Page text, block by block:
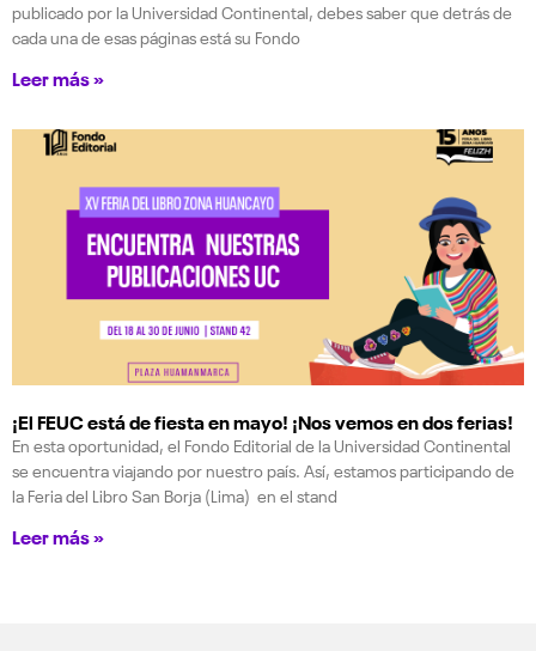
publicado por la Universidad Continental, debes saber que detrás de
cada una de esas páginas está su Fondo
Leer más »
¡El FEUC está de fiesta en mayo! ¡Nos vemos en dos ferias!
En esta oportunidad, el Fondo Editorial de la Universidad Continental
se encuentra viajando por nuestro país. Así, estamos participando de
la Feria del Libro San Borja (Lima) en el stand
Leer más »